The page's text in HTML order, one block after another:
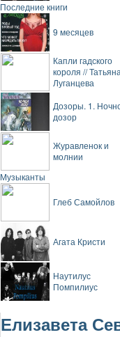
Последние книги
9 месяцев
Капли гадского
короля // Татьяна
Луганцева
Дозоры. 1.
дозор
Журавленок и
молнии
Музыканты
Глеб Самойлов
Агата Кристи
Наутилус
Помпилиус
Елизавета